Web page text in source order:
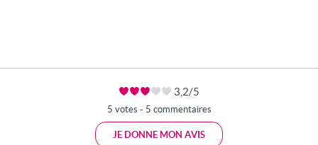
3,2/5
5 votes - 5 commentaires
JE DONNE MON AVIS